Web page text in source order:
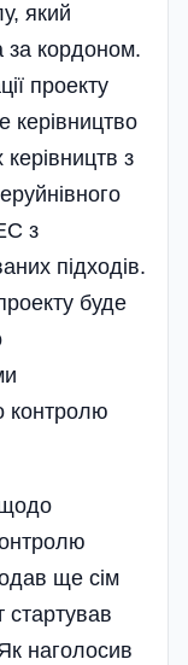
який
за кордоном.
проекту
керів­ництво
з
з
під­ходів.
буде
контролю
щодо
ще сім
стартував
наголосив